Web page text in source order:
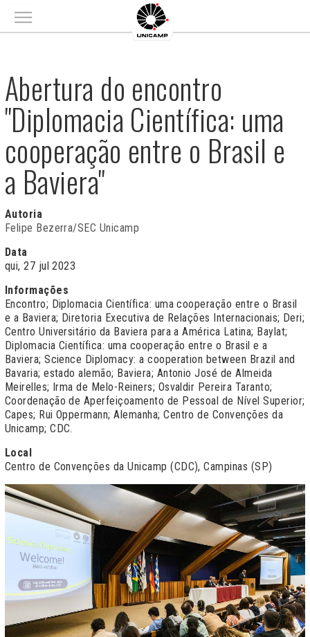
Main menu
Abertura do encontro
"Diplomacia Científica: uma
cooperação entre o Brasil e
a Baviera"
Autoria
Felipe Bezerra/SEC Unicamp
Data
qui, 27 jul 2023
Informações
Encontro; Diplomacia Científica: uma cooperação entre o Brasil
e a Baviera; Diretoria Executiva de Relações Internacionais; Deri;
Centro Universitário da Baviera para a América Latina; Baylat;
Diplomacia Científica: uma cooperação entre o Brasil e a
Baviera; Science Diplomacy: a cooperation between Brazil and
Bavaria; estado alemão; Baviera; Antonio José de Almeida
Meirelles; Irma de Melo-Reiners; Osvaldir Pereira Taranto;
Coordenação de Aperfeiçoamento de Pessoal de Nível Superior;
Capes; Rui Oppermann; Alemanha; Centro de Convenções da
Unicamp; CDC.
Local
Centro de Convenções da Unicamp (CDC), Campinas (SP)